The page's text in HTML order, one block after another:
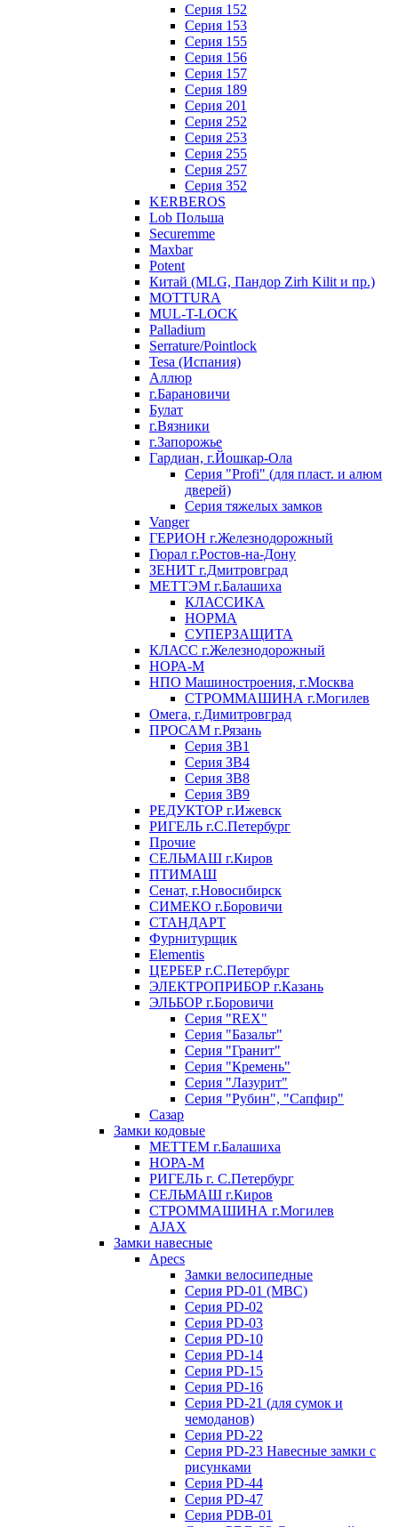
Серия 152
Серия 153
Серия 155
Серия 156
Серия 157
Серия 189
Серия 201
Серия 252
Серия 253
Серия 255
Серия 257
Серия 352
KERBEROS
Lob Польша
Securemme
Maxbar
Potent
Китай (MLG, Пандор Zirh Kilit и пр.)
MOTTURA
MUL-T-LOCK
Palladium
Serrature/Pointlock
Tesa (Испания)
Аллюр
г.Барановичи
Булат
г.Вязники
г.Запорожье
Гардиан, г.Йошкар-Ола
Серия "Profi" (для пласт. и алюм
дверей)
Серия тяжелых замков
Vanger
ГЕРИОН г.Железнодорожный
Гюрал г.Ростов-на-Дону
ЗЕНИТ г.Дмитровград
МЕТТЭМ г.Балашиха
КЛАССИКА
НОРМА
СУПЕРЗАЩИТА
КЛАСС г.Железнодорожный
НОРА-М
НПО Машиностроения, г.Москва
СТРОММАШИНА г.Могилев
Омега, г.Димитровград
ПРОСАМ г.Рязань
Серия ЗВ1
Серия ЗВ4
Серия ЗВ8
Серия ЗВ9
РЕДУКТОР г.Ижевск
РИГЕЛЬ г.С.Петербург
Прочие
СЕЛЬМАШ г.Киров
ПТИМАШ
Сенат, г.Новосибирск
СИМЕКО г.Боровичи
СТАНДАРТ
Фурнитурщик
Elementis
ЦЕРБЕР г.С.Петербург
ЭЛЕКТРОПРИБОР г.Казань
ЭЛЬБОР г.Боровичи
Серия "REX"
Серия "Базальт"
Серия "Гранит"
Серия "Кремень"
Серия "Лазурит"
Серия "Рубин", "Сапфир"
Сазар
Замки кодовые
МЕТТЕМ г.Балашиха
НОРА-М
РИГЕЛЬ г. С.Петербург
СЕЛЬМАШ г.Киров
СТРОММАШИНА г.Могилев
AJAX
Замки навесные
Apecs
Замки велосипедные
Серия PD-01 (МВС)
Серия PD-02
Серия PD-03
Серия PD-10
Серия PD-14
Серия PD-15
Серия PD-16
Серия PD-21 (для сумок и
чемоданов)
Серия PD-22
Серия PD-23 Навесные замки с
рисунками
Серия PD-44
Серия PD-47
Серия PDB-01